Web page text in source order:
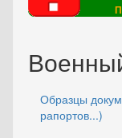
Образцы
рапортов...)